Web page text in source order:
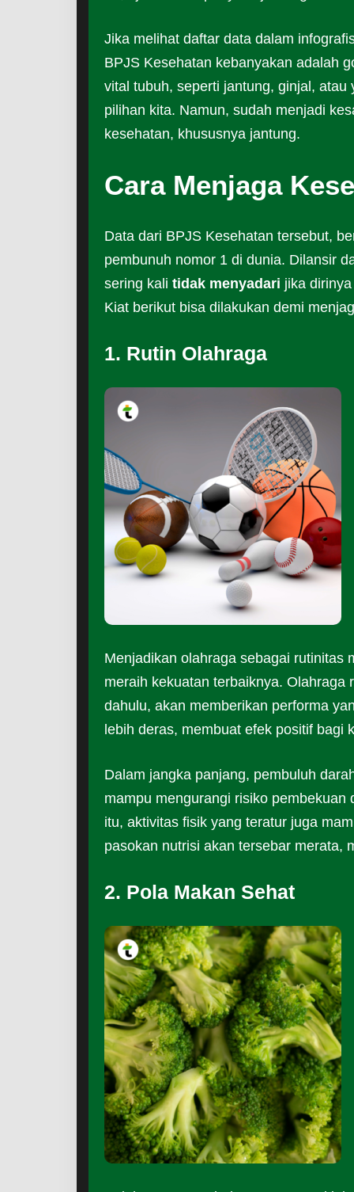
Jika melihat daftar data dalam
BPJS Kesehatan kebanyakan adalah
vital tubuh, seperti jantung, ginjal,
pilihan kita. Namun, sudah menjadi
kesehatan, khususnya jantung.
Cara Menjaga
Data dari BPJS Kesehatan tersebut,
pembunuh nomor 1 di dunia. Dilansir
sering kali tidak menyadari jika
Kiat berikut bisa dilakukan demi
1. Rutin Olahraga
Menjadikan olahraga sebagai rutinitas
meraih kekuatan terbaiknya.
dahulu, akan memberikan performa
lebih deras, membuat efek positif bagi
Dalam jangka panjang, pembuluh
mampu mengurangi risiko
itu, aktivitas fisik yang teratur juga
pasokan nutrisi akan tersebar merata,
2. Pola Makan Sehat